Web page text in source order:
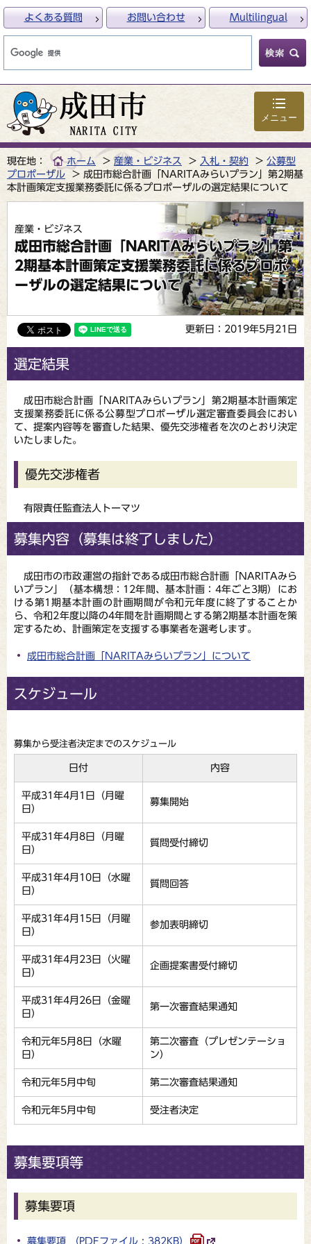
メニュー
よくある質問 お問い合わせ Multilingual
現在地： ホーム 産業・ビジネス 入札・契約
公募型
プロポーザル
成田市総合計画「NARITAみらいプラン」第2期基
本計画策定支援業務委託に係るプロポーザルの選定結果について
産業・ビジネス
成田市総合計画「NARITAみらいプラン」第
2期基本計画策定支援業務委託に係るプロポ
ーザルの選定結果について
更新日：2019年5月21日
選定結果
成田市総合計画「NARITAみらいプラン」第2期基本計画策定
支援業務委託に係る公募型プロポーザル選定審査委員会におい
て、提案内容等を審査した結果、優先交渉権者を次のとおり決定
いたしました。
優先交渉権者
有限責任監査法人トーマツ
募集内容（募集は終了しました）
成田市の市政運営の指針である成田市総合計画「NARITAみら
いプラン」（基本構想：12年間、基本計画：4年ごと3期）にお
ける第1期基本計画の計画期間が令和元年度に終了することか
ら、令和2年度以降の4年間を計画期間とする第2期基本計画を策
定するため、計画策定を支援する事業者を選考します。
成田市総合計画「NARITAみらいプラン」について
スケジュール
募集から受注者決定までのスケジュール
日付 内容
平成31年4月1日（月曜
日）
募集開始
平成31年4月8日（月曜
日）
質問受付締切
平成31年4月10日（水曜
日）
質問回答
平成31年4月15日（月曜
日）
参加表明締切
平成31年4月23日（火曜
日）
企画提案書受付締切
平成31年4月26日（金曜
日）
第一次審査結果通知
令和元年5月8日（水曜
日）
第二次審査（プレゼンテーショ
ン）
令和元年5月中旬 第二次審査結果通知
令和元年5月中旬 受注者決定
募集要項等
募集要項
募集要項 （PDFファイル : 382KB）